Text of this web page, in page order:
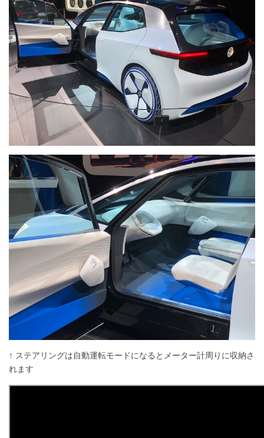
↑ ステアリングは自動運転モードになるとメーター計周りに収納さ
れます